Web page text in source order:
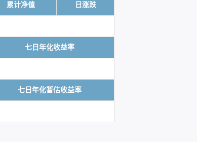
累计净值 日涨跌
七日年化收益率
七日年化暂估收益率